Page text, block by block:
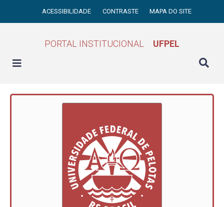
ACESSIBILIDADE CONTRASTE MAPA DO SITE
PORTAL INSTITUCIONAL UFPEL